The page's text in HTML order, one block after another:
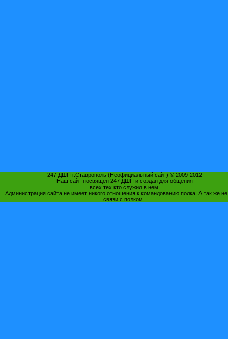
247 ДШП г.Ставрополь (Неофициальный сайт) © 2009-2012
Наш сайт посвящен 247 ДШП и создан для общения
всех тех кто служил в нем.
Администрация сайта не имеет никого отношения к командованию полка. А так же
связи с полком.